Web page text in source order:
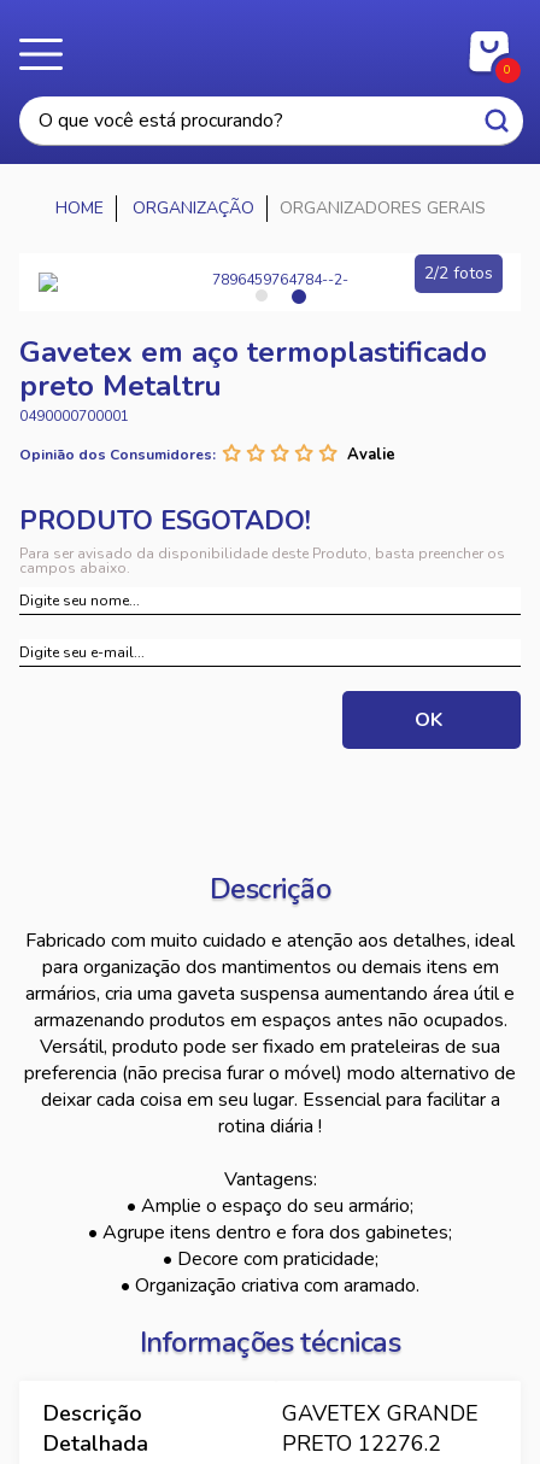
0
ORGANIZAÇÃO ORGANIZADORES GERAIS
2/2 fotos
Gavetex em aço termoplastificado
preto Metaltru
0490000700001
Opinião dos Consumidores:
Para ser avisado da disponibilidade deste Produto, basta preencher os
campos abaixo.
Descrição
Fabricado com muito cuidado e atenção aos detalhes, ideal
para organização dos mantimentos ou demais itens em
armários, cria uma gaveta suspensa aumentando área útil e
armazenando produtos em espaços antes não ocupados.
Versátil, produto pode ser fixado em prateleiras de sua
preferencia (não precisa furar o móvel) modo alternativo de
deixar cada coisa em seu lugar. Essencial para facilitar a
rotina diária !
Vantagens:
• Amplie o espaço do seu armário;
• Agrupe itens dentro e fora dos gabinetes;
• Decore com praticidade;
• Organização criativa com aramado.
Informações técnicas
Descrição
Detalhada
GAVETEX GRANDE
PRETO 12276.2